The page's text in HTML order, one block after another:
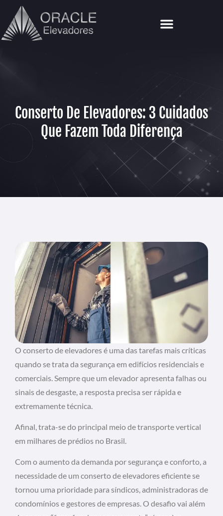
Conserto De Elevadores: 3 Cuidados
Que Fazem Toda Diferença
O conserto de elevadores é uma das tarefas mais críticas
quando se trata da segurança em edifícios residenciais e
comerciais. Sempre que um elevador apresenta falhas ou
sinais de desgaste, a resposta precisa ser rápida e
extremamente técnica.
Afinal, trata-se do principal meio de transporte vertical
em milhares de prédios no Brasil.
Com o aumento da demanda por segurança e conforto, a
necessidade de um conserto de elevadores eficiente se
tornou uma prioridade para síndicos, administradoras de
condomínios e gestores de empresas. O desafio vai além